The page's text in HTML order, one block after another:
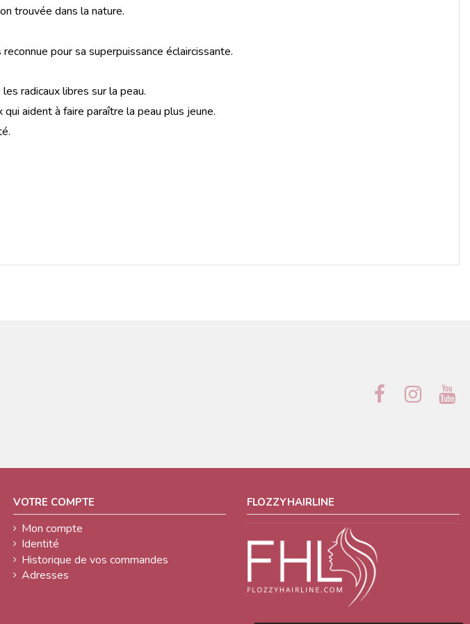
trouvée dans la nature.
pour sa superpuissance éclaircissante.
radicaux libres sur la peau.
aident à faire paraître la peau plus jeune.
VOTRE COMPTE
Mon compte
Identité
Historique de vos commandes
Adresses
FLOZZYHAIRLINE